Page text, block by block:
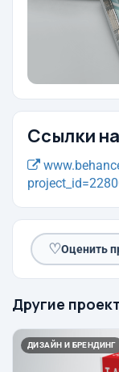
Ссылки
♡Оценить
Другие
ДИЗАЙН И БРЕНДИНГ